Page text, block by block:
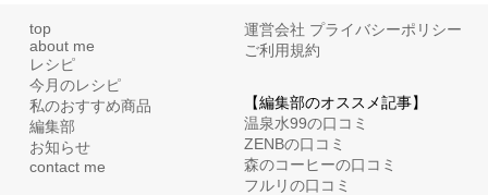
top
about me
レシピ
今月のレシピ
私のおすすめ商品
編集部
お知らせ
contact me
運営会社 プライバシーポリシー
ご利用規約
【編集部のオススメ記事】
温泉水99の口コミ
ZENBの口コミ
森のコーヒーの口コミ
フルリの口コミ